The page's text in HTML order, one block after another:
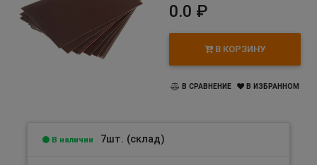
0.0 ₽
В КОРЗИНУ
В СРАВНЕНИЕ В ИЗБРАННОМ
В наличии 7шт. (склад)